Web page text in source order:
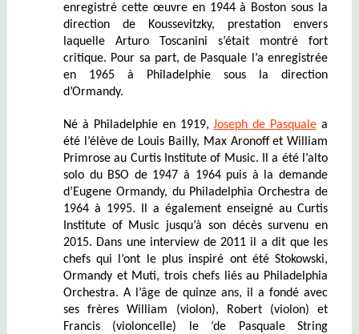
enregistré cette œuvre en 1944 à Boston sous la
direction de Koussevitzky, prestation envers
laquelle Arturo Toscanini s’était montré fort
critique. Pour sa part, de Pasquale l’a enregistrée
en 1965 à Philadelphie sous la direction
d’Ormandy.
Né à Philadelphie en 1919,Joseph de Pasquale a
été l’élève de Louis Bailly, Max Aronoff et William
Primrose au Curtis Institute of Music. Il a été l’alto
solo du BSO de 1947 à 1964 puis à la demande
d’Eugene Ormandy, du Philadelphia Orchestra de
1964 à 1995. Il a également enseigné au Curtis
Institute of Music jusqu’à son décès survenu en
2015. Dans une interview de 2011 il a dit que les
chefs qui l’ont le plus inspiré ont été Stokowski,
Ormandy et Muti, trois chefs liés au Philadelphia
Orchestra. A l’âge de quinze ans, il a fondé avec
ses frères William (violon), Robert (violon) et
Francis (violoncelle) le ‘de Pasquale String